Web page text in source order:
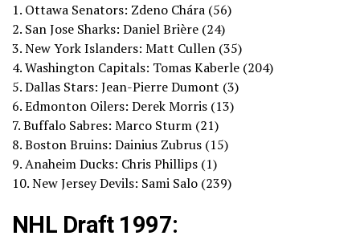
1. Ottawa Senators: Zdeno Chára (56)
2. San Jose Sharks: Daniel Brière (24)
3. New York Islanders: Matt Cullen (35)
4. Washington Capitals: Tomas Kaberle (204)
5. Dallas Stars: Jean-Pierre Dumont (3)
6. Edmonton Oilers: Derek Morris (13)
7. Buffalo Sabres: Marco Sturm (21)
8. Boston Bruins: Dainius Zubrus (15)
9. Anaheim Ducks: Chris Phillips (1)
10. New Jersey Devils: Sami Salo (239)
NHL Draft 1997: